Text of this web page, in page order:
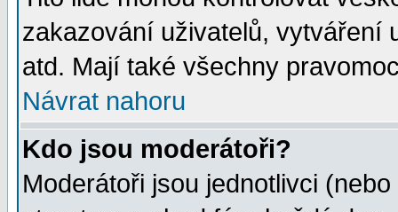
zakazování uživatelů, vytváření
atd. Mají také všechny
Návrat nahoru
Kdo jsou moderátoři?
Moderátoři jsou jednotlivci